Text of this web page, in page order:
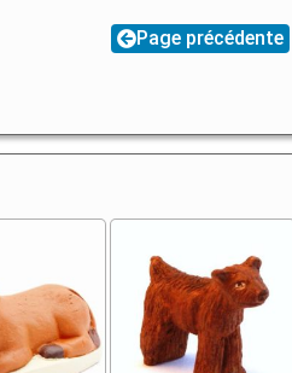
Page précédente